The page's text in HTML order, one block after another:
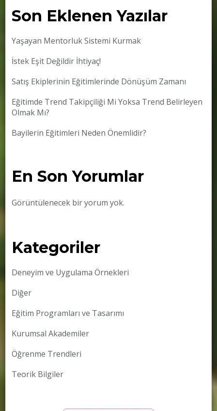
Son Eklenen Yazılar
Yaşayan Mentorluk Sistemi Kurmak
İstek Eşit Değildir İhtiyaç!
Satış Ekiplerinin Eğitimlerinde Dönüşüm Zamanı
Eğitimde Trend Takipçiliği Mi Yoksa Trend Belirleyen
Olmak Mı?
Bayilerin Eğitimleri Neden Önemlidir?
En Son Yorumlar
Görüntülenecek bir yorum yok.
Kategoriler
Deneyim ve Uygulama Örnekleri
Diğer
Eğitim Programları ve Tasarımı
Kurumsal Akademiler
Öğrenme Trendleri
Teorik Bilgiler